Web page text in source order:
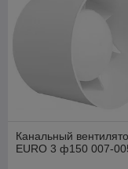
Канальный
EURO 3 ф150 007-